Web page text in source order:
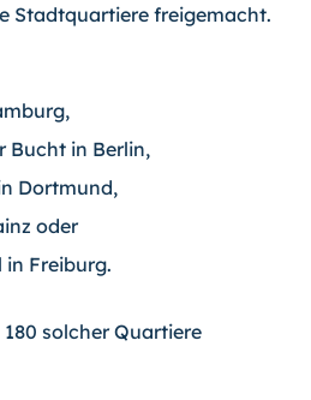
Stadtquartiere freigemacht.
Bucht in Berlin,
Dortmund,
oder
in Freiburg.
solcher Quartiere